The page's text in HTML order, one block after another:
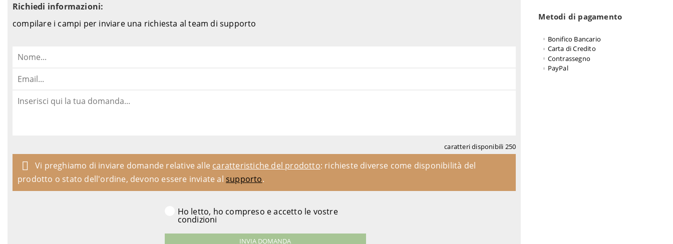
Richiedi informazioni:
compilare i campi per inviare una richiesta al team di supporto
caratteri disponibili 250
Vi preghiamo di inviare domande relative alle caratteristiche del prodotto: richieste diverse come disponibilità del
prodotto o stato dell'ordine, devono essere inviate alsupporto.
Ho letto, ho compreso e accetto le vostre
condizioni
Metodi di pagamento
Bonifico Bancario
Carta di Credito
Contrassegno
PayPal